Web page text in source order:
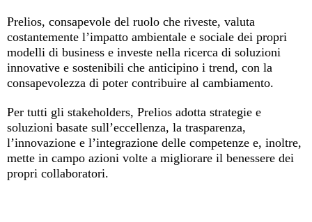
Prelios, consapevole del ruolo che riveste, valuta
costantemente l’impatto ambientale e sociale dei propri
modelli di business e investe nella ricerca di soluzioni
innovative e sostenibili che anticipino i trend, con la
consapevolezza di poter contribuire al cambiamento.
Per tutti gli stakeholders, Prelios adotta strategie e
soluzioni basate sull’eccellenza, la trasparenza,
l’innovazione e l’integrazione delle competenze e, inoltre,
mette in campo azioni volte a migliorare il benessere dei
propri collaboratori.